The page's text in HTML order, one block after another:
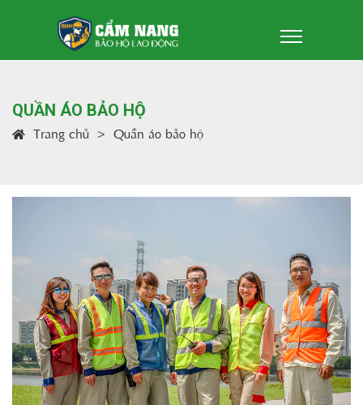
QUẦN ÁO BẢO HỘ
Trang chủ Quần áo bảo hộ